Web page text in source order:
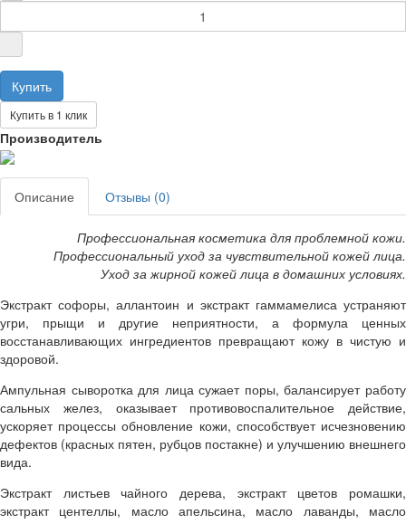
Купить в 1 клик
Производитель
Описание Отзывы (0)
Профессиональная косметика для проблемной кожи.
Профессиональный уход за чувствительной кожей лица.
Уход за жирной кожей лица в домашних условиях.
Экстракт софоры, аллантоин и экстракт гаммамелиса устраняют
угри, прыщи и другие неприятности, а формула ценных
восстанавливающих ингредиентов превращают кожу в чистую и
здоровой.
Ампульная сыворотка для лица сужает поры, балансирует работу
сальных желез, оказывает противовоспалительное действие,
ускоряет процессы обновление кожи, способствует исчезновению
дефектов (красных пятен, рубцов постакне) и улучшению внешнего
вида.
Экстракт листьев чайного дерева, экстракт цветов ромашки,
экстракт центеллы, масло апельсина, масло лаванды, масло